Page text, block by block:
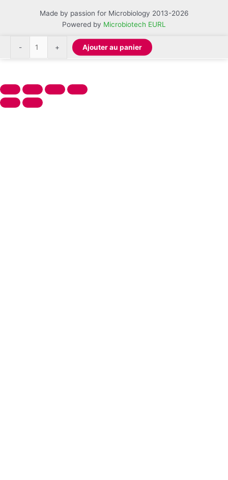
Made by passion for Microbiology 2013-2026
Powered by Microbiotech EURL
-
au
désoxycholate
CONDALAB
+ Ajouter au panier